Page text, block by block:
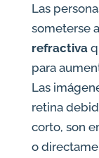
Las
someterse
refractiva
para
Las
retina
corto, son
o